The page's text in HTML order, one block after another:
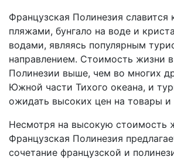
Французская Полинезия славится
пляжами, бунгало на воде и
водами, являясь популярным
направлением. Стоимость жизни
Полинезии выше, чем во многих
Южной части Тихого океана, и
ожидать высоких цен на товары и
Несмотря на высокую стоимость
Французская Полинезия
сочетание французской и